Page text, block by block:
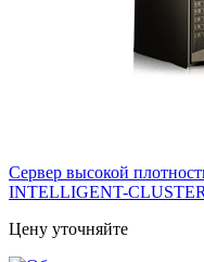
Сервер высокой
INTELLIGENT-
Цену уточняйте